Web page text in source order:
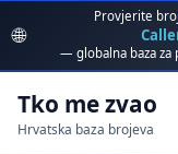
🌐
Provjerite broj
— globalna baza
Tko me zvao
Hrvatska baza brojeva